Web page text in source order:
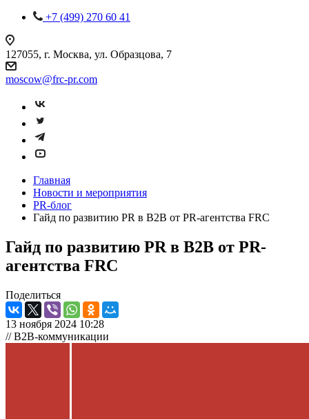
+7 (499) 270 60 41
127055, г. Москва, ул. Образцова, 7
moscow@frc-pr.com
Главная
Новости и мероприятия
PR-блог
Гайд по развитию PR в B2B от PR-агентства FRC
Гайд по развитию PR в B2B от PR-
агентства FRC
Поделиться
13 ноября 2024 10:28
// B2B-коммуникации